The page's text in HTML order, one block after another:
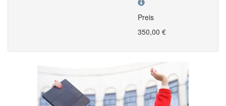
Preis
350,00 €